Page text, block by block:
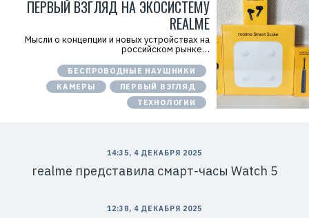
ПЕРВЫЙ ВЗГЛЯД НА ЭКОСИСТЕМУ
REALME
Мысли о концепции и новых устройствах на
российском рынке…
БЕСПРОВОДНЫЕ НАУШНИКИ
КАМЕРЫ
ПЕРВЫЙ ВЗГЛЯД
ТЕХНОЛОГИИ
14:35, 4 ДЕКАБРЯ 2025
realme представила смарт-часы Watch 5
12:38, 4 ДЕКАБРЯ 2025